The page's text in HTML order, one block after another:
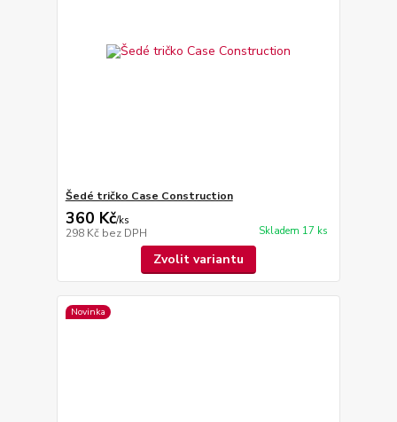
Šedé tričko Case Construction
360 Kč/ks
298 Kč bez DPH Skladem 17 ks
Zvolit variantu
Novinka